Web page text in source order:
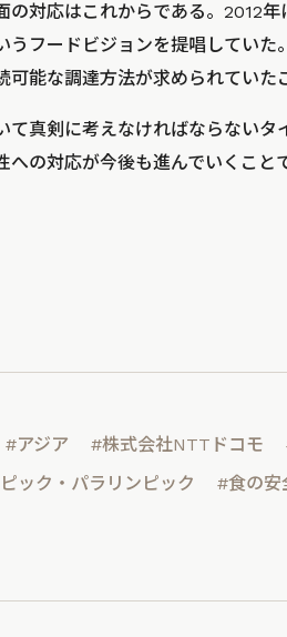
の対応はこれからである。2012
うフードビジョンを提唱してい
能な調達方法が求められていた
て真剣に考えなければならない
への対応が今後も進んでいくこ
#アジア #株式会社NTTドコモ
ック・パラリンピック #食の安